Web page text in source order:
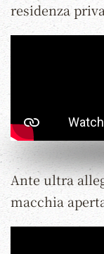
residenza
Ante ultra
macchia